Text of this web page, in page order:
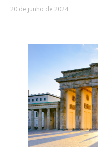
20 de junho de 2024